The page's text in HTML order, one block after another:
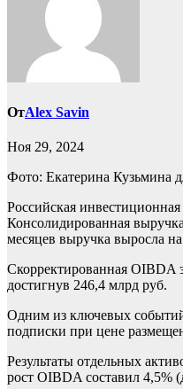
ОтAlex Savin
Ноя 29, 2024
Фото: Екатерина Кузьмина
Российская
Консолидированная
месяцев выручка выросла
Скорректированная OIBDA
достигнув 246,4 млрд руб.
Одним из ключевых событий
подписки при цене
Результаты отдельных
рост OIBDA составил 4,5%